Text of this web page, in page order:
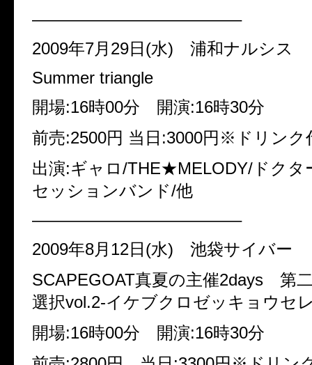
————————————–
2009年7月29日(水) 浦和ナルシス
Summer triangle
開場:16時00分 開演:16時30分
前売:2500円 当日:3000円※ドリンク
出演:ギャロ/THE★MELODY/ドクタ
セッションバンド/他
————————————–
2009年8月12日(水) 池袋サイバー
SCAPEGOAT真夏の主催2days 第
選択vol.2-イケブクロゼッキョウセ
開場:16時00分 開演:16時30分